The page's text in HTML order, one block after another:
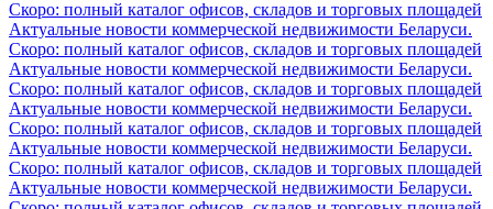
Скоро: полный каталог офисов, складов и торговых площадей
Актуальные новости коммерческой недвижимости Беларуси.
Скоро: полный каталог офисов, складов и торговых площадей
Актуальные новости коммерческой недвижимости Беларуси.
Скоро: полный каталог офисов, складов и торговых площадей
Актуальные новости коммерческой недвижимости Беларуси.
Скоро: полный каталог офисов, складов и торговых площадей
Актуальные новости коммерческой недвижимости Беларуси.
Скоро: полный каталог офисов, складов и торговых площадей
Актуальные новости коммерческой недвижимости Беларуси.